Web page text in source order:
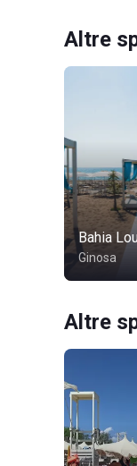
Altre
Bahia
Ginosa
Altre